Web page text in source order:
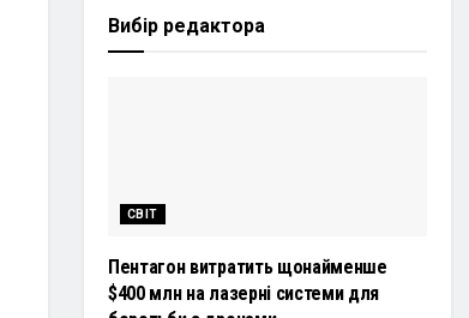
Вибір редактора
СВІТ
Пентагон витратить щонайменше
$400 млн на лазерні системи для